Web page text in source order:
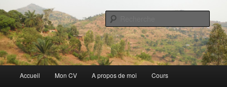
au
contenu
principalGuillaume Nicaise
Discovery
principal
Accueil Mon CV A propos de moi Cours